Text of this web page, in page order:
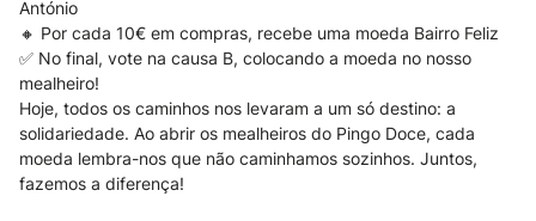
António
🔸 Por cada 10€ em compras, recebe uma moeda Bairro Feliz
✅ No final, vote na causa B, colocando a moeda no nosso
mealheiro!
Hoje, todos os caminhos nos levaram a um só destino: a
solidariedade. Ao abrir os mealheiros do Pingo Doce, cada
moeda lembra-nos que não caminhamos sozinhos. Juntos,
fazemos a diferença!